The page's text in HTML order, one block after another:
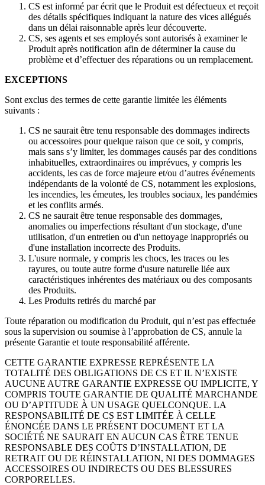
CS est informé par écrit que le Produit est défectueux et reçoit
des détails spécifiques indiquant la nature des vices allégués
dans un délai raisonnable après leur découverte.
CS, ses agents et ses employés sont autorisés à examiner le
Produit après notification afin de déterminer la cause du
problème et d’effectuer des réparations ou un remplacement.
EXCEPTIONS
Sont exclus des termes de cette garantie limitée les éléments
suivants :
CS ne saurait être tenu responsable des dommages indirects
ou accessoires pour quelque raison que ce soit, y compris,
mais sans s’y limiter, les dommages causés par des conditions
inhabituelles, extraordinaires ou imprévues, y compris les
accidents, les cas de force majeure et/ou d’autres événements
indépendants de la volonté de CS, notamment les explosions,
les incendies, les émeutes, les troubles sociaux, les pandémies
et les conflits armés.
CS ne saurait être tenue responsable des dommages,
anomalies ou imperfections résultant d'un stockage, d'une
utilisation, d'un entretien ou d'un nettoyage inappropriés ou
d'une installation incorrecte des Produits.
L'usure normale, y compris les chocs, les traces ou les
rayures, ou toute autre forme d'usure naturelle liée aux
caractéristiques inhérentes des matériaux ou des composants
des Produits.
Les Produits retirés du marché par
Toute réparation ou modification du Produit, qui n’est pas effectuée
sous la supervision ou soumise à l’approbation de CS, annule la
présente Garantie et toute responsabilité afférente.
CETTE GARANTIE EXPRESSE REPRÉSENTE LA
TOTALITÉ DES OBLIGATIONS DE CS ET IL N’EXISTE
AUCUNE AUTRE GARANTIE EXPRESSE OU IMPLICITE, Y
COMPRIS TOUTE GARANTIE DE QUALITÉ MARCHANDE
OU D’APTITUDE À UN USAGE QUELCONQUE. LA
RESPONSABILITÉ DE CS EST LIMITÉE À CELLE
ÉNONCÉE DANS LE PRÉSENT DOCUMENT ET LA
SOCIÉTÉ NE SAURAIT EN AUCUN CAS ÊTRE TENUE
RESPONSABLE DES COÛTS D’INSTALLATION, DE
RETRAIT OU DE RÉINSTALLATION, NI DES DOMMAGES
ACCESSOIRES OU INDIRECTS OU DES BLESSURES
CORPORELLES.